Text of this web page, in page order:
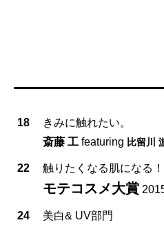
18
きみに触れたい。
斎藤 工 featuring 比留川
22 触りたくなる肌になる！
モテコスメ大賞
24
美白& UV部門